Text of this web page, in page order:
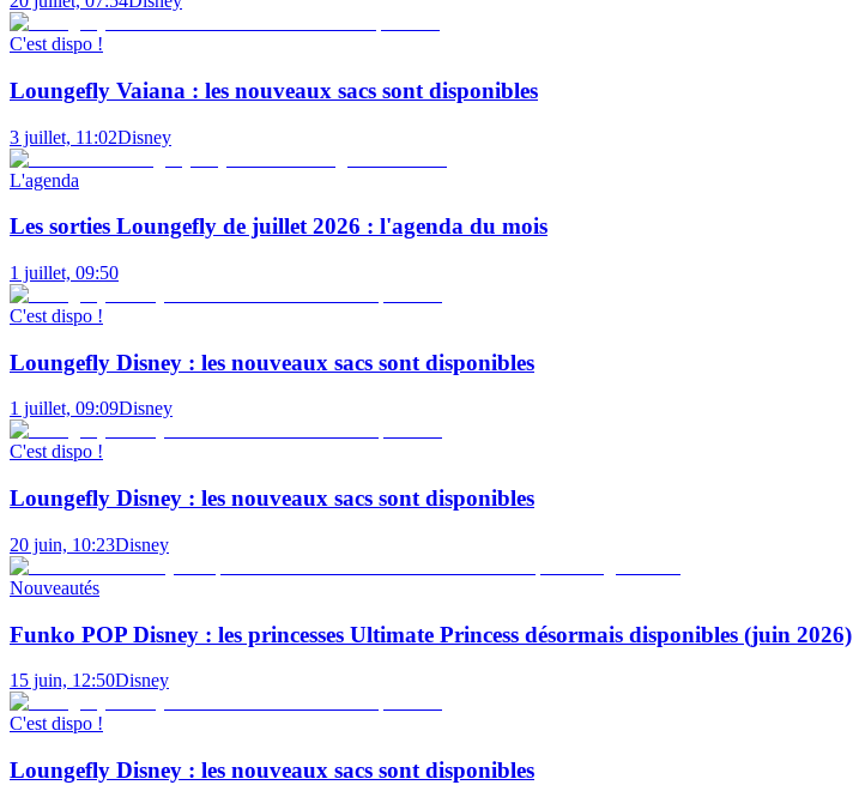
C'est dispo !
Loungefly Vaiana : les nouveaux sacs sont disponibles
3 juillet, 11:02Disney
L'agenda
Les sorties Loungefly de juillet 2026 : l'agenda du mois
1 juillet, 09:50
C'est dispo !
Loungefly Disney : les nouveaux sacs sont disponibles
1 juillet, 09:09Disney
C'est dispo !
Loungefly Disney : les nouveaux sacs sont disponibles
20 juin, 10:23Disney
Nouveautés
Funko POP Disney : les princesses Ultimate Princess désormais disponibles (juin 2026)
15 juin, 12:50Disney
C'est dispo !
Loungefly Disney : les nouveaux sacs sont disponibles